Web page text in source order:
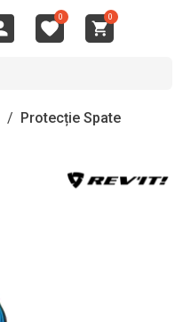
0 0
/ Protecție Spate